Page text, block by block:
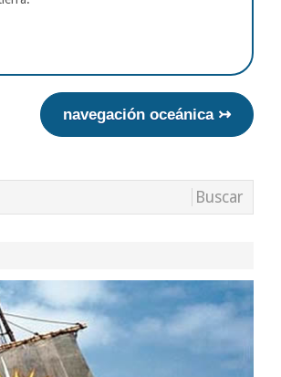
navegación oceánica ↣